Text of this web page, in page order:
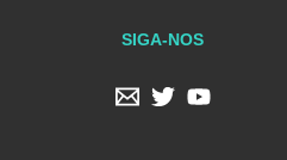
SIGA-NOS